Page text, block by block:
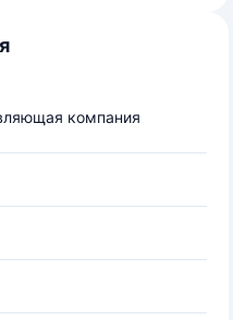
компания